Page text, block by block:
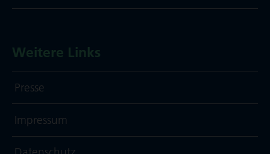
Weitere Links
Presse
Impressum